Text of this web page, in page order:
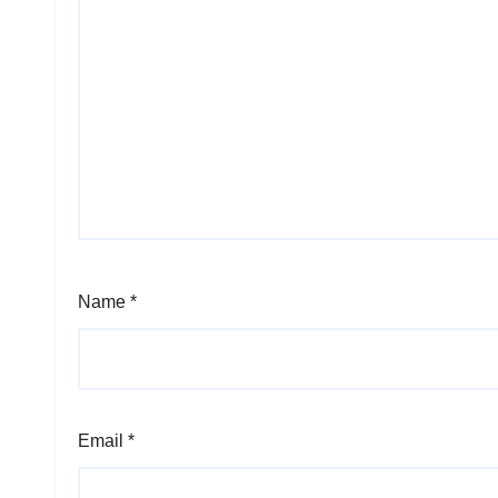
Name *
Email *